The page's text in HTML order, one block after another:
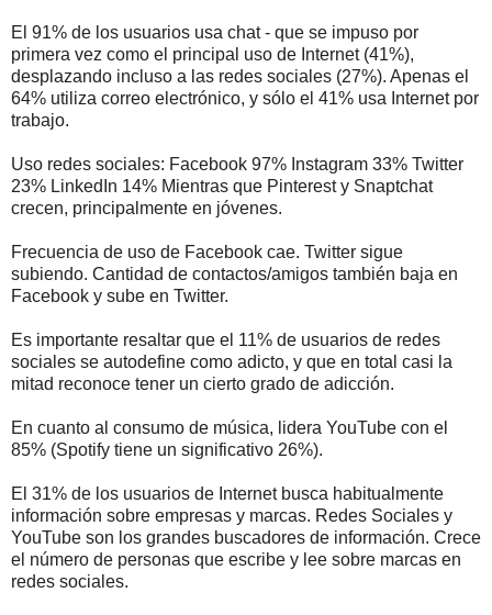
El 91% de los usuarios usa chat - que se impuso por
primera vez como el principal uso de Internet (41%),
desplazando incluso a las redes sociales (27%). Apenas el
64% utiliza correo electrónico, y sólo el 41% usa Internet por
trabajo.
Uso redes sociales: Facebook 97% Instagram 33% Twitter
23% LinkedIn 14% Mientras que Pinterest y Snaptchat
crecen, principalmente en jóvenes.
Frecuencia de uso de Facebook cae. Twitter sigue
subiendo. Cantidad de contactos/amigos también baja en
Facebook y sube en Twitter.
Es importante resaltar que el 11% de usuarios de redes
sociales se autodefine como adicto, y que en total casi la
mitad reconoce tener un cierto grado de adicción.
En cuanto al consumo de música, lidera YouTube con el
85% (Spotify tiene un significativo 26%).
El 31% de los usuarios de Internet busca habitualmente
información sobre empresas y marcas. Redes Sociales y
YouTube son los grandes buscadores de información. Crece
el número de personas que escribe y lee sobre marcas en
redes sociales.